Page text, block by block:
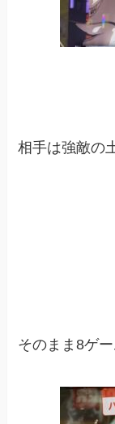
相手は強敵の
そのまま8ゲ